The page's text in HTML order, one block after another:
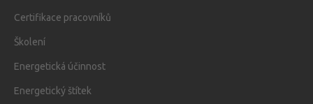
Certifikace pracovníků
Školení
Energetická účinnost
Energetický štítek